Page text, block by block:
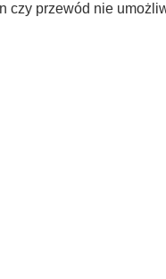
przewód nie